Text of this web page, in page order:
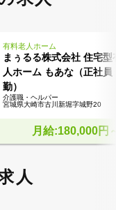
有料老人ホーム
まぅるる株式会社 住宅型
人ホーム もあな（正社員
勤）
介護職・ヘルパー
宮城県大崎市古川新堀字城野20
月給:180,000円
人